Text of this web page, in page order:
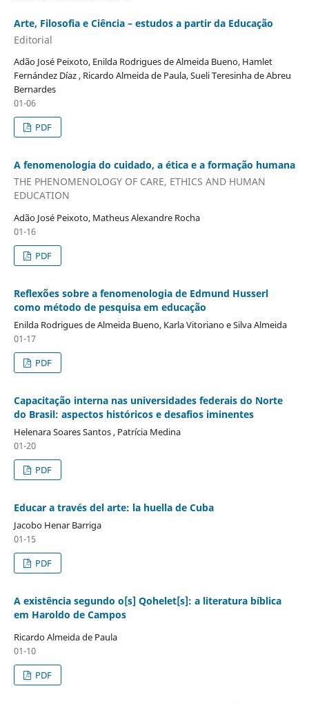
Arte, Filosofia e Ciência – estudos a partir da Educação
Editorial
Adão José Peixoto, Enilda Rodrigues de Almeida Bueno, Hamlet
Fernández Díaz , Ricardo Almeida de Paula, Sueli Teresinha de Abreu
Bernardes
01-06
PDF
A fenomenologia do cuidado, a ética e a formação humana
THE PHENOMENOLOGY OF CARE, ETHICS AND HUMAN
EDUCATION
Adão José Peixoto, Matheus Alexandre Rocha
01-16
PDF
Reflexões sobre a fenomenologia de Edmund Husserl
como método de pesquisa em educação
Enilda Rodrigues de Almeida Bueno, Karla Vitoriano e Silva Almeida
01-17
PDF
Capacitação interna nas universidades federais do Norte
do Brasil: aspectos históricos e desafios iminentes
Helenara Soares Santos , Patrícia Medina
01-20
PDF
Educar a través del arte: la huella de Cuba
Jacobo Henar Barriga
01-15
PDF
A existência segundo o[s] Qohelet[s]: a literatura bíblica
em Haroldo de Campos
Ricardo Almeida de Paula
01-10
PDF